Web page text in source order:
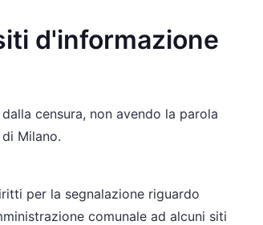
d'informazione
censura, non avendo la parola
Milano.
per la segnalazione riguardo
comunale ad alcuni siti